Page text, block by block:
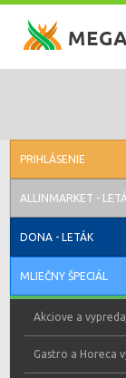
PRIHLÁSENIE
ALLINMARKET -
DONA - LETÁK
MLIEČNY ŠPECIÁL
Akciove a
Gastro a Horeca